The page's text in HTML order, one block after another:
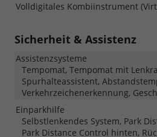
Volldigitales Kombiinstrument
Sicherheit & Assistenz
Assistenzsysteme
Tempomat, Tempomat mit
Spurhalteassistent,
Verkehrzeichenerkennung,
Einparkhilfe
Selbstlenkendes System, Park
Park Distance Control hinten,